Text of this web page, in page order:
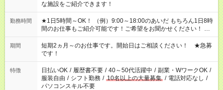
な施設をご紹介できます！
勤務時間
★1日5時間～OK！ （例）9:00～18:00のあいだ もちろん1日8時
間のお仕事もご紹介可能です！ご希望をお聞かせください！ ★
家庭の都合でお休みが必要な場合も遠慮なくご相談ください。
※週最低15時間以上の勤務が必要です
期間
短期2ヵ月～のお仕事です。開始日はご相談ください！ ★急募
です！
特徴 日払いOK / 履歴書不要 / 40～50代活躍中 / 副業・WワークOK /
服装自由 / シフト勤務 / 10名以上の大量募集 / 電話対応なし /
パソコンスキル不要